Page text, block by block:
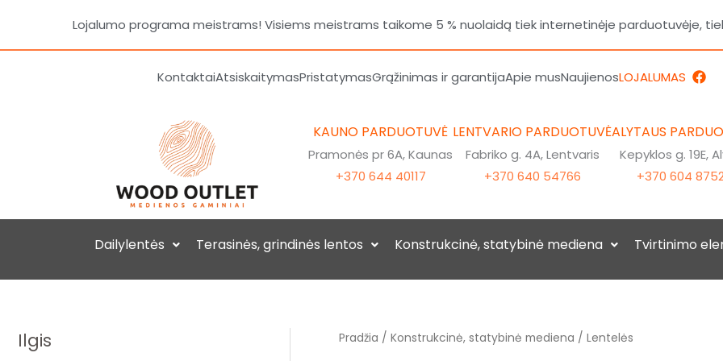
turinio
Lojalumo programa meistrams! Visiems meistrams taikome 5 % nuolaidą tiek internetinėje parduotuvėje,
KontaktaiAtsiskaitymasPristatymasGrąžinimas ir garantijaApie musNaujienosLOJALUMAS F
a
b
o
o
k
KAUNO PARDUOTUVĖ
Pramonės pr 6A, Kaunas
+370 644 40117
LENTVARIO PARDUOTUVĖ
Fabriko g. 4A, Lentvaris
+370 640 54766
ALYTAUS
Kepyklos g. 19E,
+370 604
Dailylentės Terasinės, grindinės lentos Konstrukcinė, statybinė mediena Tvirtinimo
Ilgis Pradžia / Konstrukcinė, statybinė mediena / Lentelės